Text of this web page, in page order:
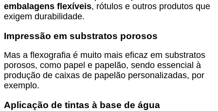
embalagens flexíveis, rótulos e outros produtos que
exigem durabilidade.
Impressão em substratos porosos
Mas a flexografia é muito mais eficaz em substratos
porosos, como papel e papelão, sendo essencial à
produção de caixas de papelão personalizadas, por
exemplo.
Aplicação de tintas à base de água